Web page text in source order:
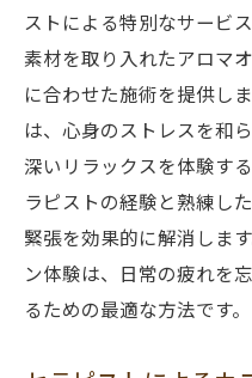
ストによる特別なサービ
素材を取り入れたアロマ
に合わせた施術を提供し
は、心身のストレスを和
深いリラックスを体験す
ラピストの経験と熟練し
緊張を効果的に解消しま
ン体験は、日常の疲れを
るための最適な方法です。